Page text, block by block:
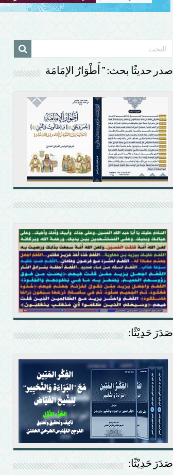
صدر حديثًا بحث: ” أَطْوَارُ الإمَامَة
صَدَرَ حَدِيْثًا:
صَدَرَ حَدِيْثًا: